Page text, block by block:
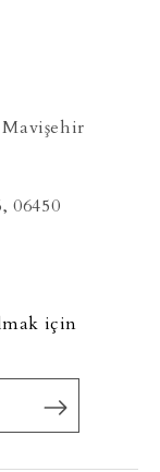
06450
için